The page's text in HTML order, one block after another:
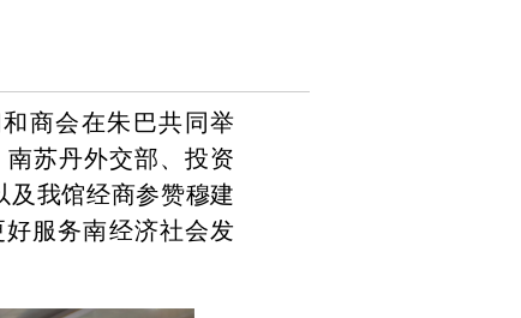
商会在朱巴共同举
苏丹外交部、投资
及我馆经商参赞穆建
服务南经济社会发